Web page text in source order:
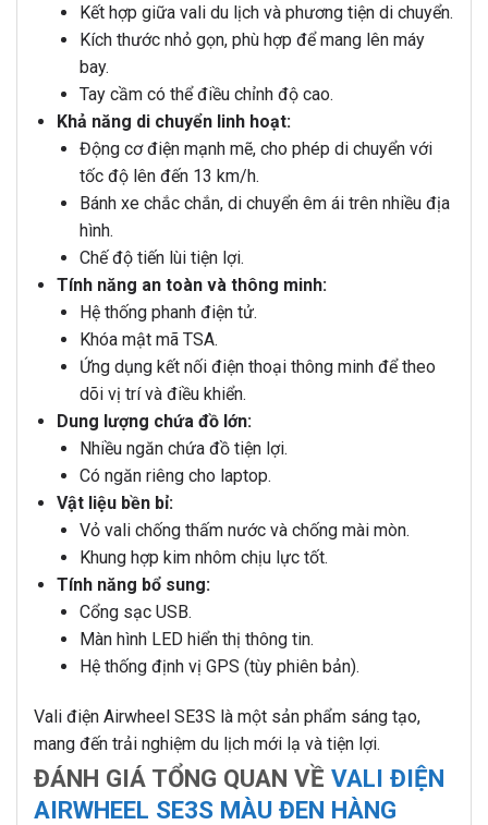
Kết hợp giữa vali du lịch và phương tiện di chuyển.
Kích thước nhỏ gọn, phù hợp để mang lên máy
bay.
Tay cầm có thể điều chỉnh độ cao.
Khả năng di chuyển linh hoạt:
Động cơ điện mạnh mẽ, cho phép di chuyển với
tốc độ lên đến 13 km/h.
Bánh xe chắc chắn, di chuyển êm ái trên nhiều địa
hình.
Chế độ tiến lùi tiện lợi.
Tính năng an toàn và thông minh:
Hệ thống phanh điện tử.
Khóa mật mã TSA.
Ứng dụng kết nối điện thoại thông minh để theo
dõi vị trí và điều khiển.
Dung lượng chứa đồ lớn:
Nhiều ngăn chứa đồ tiện lợi.
Có ngăn riêng cho laptop.
Vật liệu bền bỉ:
Vỏ vali chống thấm nước và chống mài mòn.
Khung hợp kim nhôm chịu lực tốt.
Tính năng bổ sung:
Cổng sạc USB.
Màn hình LED hiển thị thông tin.
Hệ thống định vị GPS (tùy phiên bản).
Vali điện Airwheel SE3S là một sản phẩm sáng tạo,
mang đến trải nghiệm du lịch mới lạ và tiện lợi.
ĐÁNH GIÁ TỔNG QUAN VỀ VALI ĐIỆN
AIRWHEEL SE3S MÀU ĐEN HÀNG